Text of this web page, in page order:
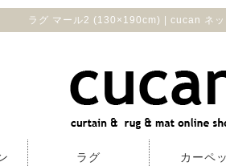
ラグ マール2 (130×190cm) | cucan ネッ
ラグ カーペ